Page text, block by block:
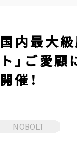
国内最大
ト」ご愛
開催！
NOBOLT